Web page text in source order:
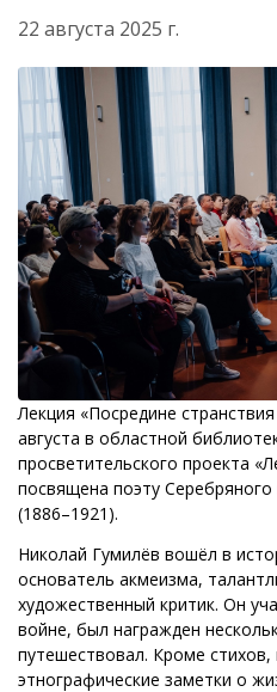
22 августа 2025 г.
Лекция «Посредине
августа в областной
просветительского проекта
посвящена поэту
(1886–1921).
Николай Гумилёв вошёл в
основатель акмеизма,
художественный критик. Он
войне, был награжден
путешествовал. Кроме
этнографические заметки о